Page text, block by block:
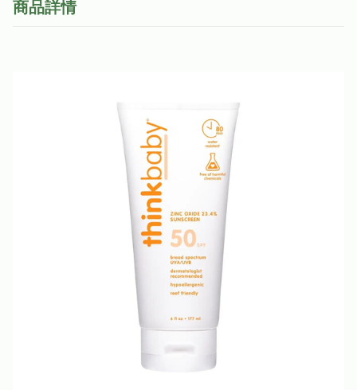
商品詳情